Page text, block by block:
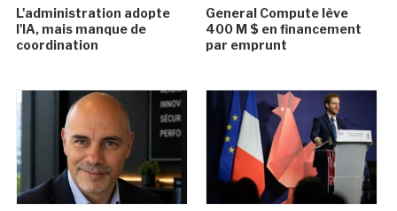
L'administration adopte
l'IA, mais manque de
coordination
General Compute lève
400 M $ en financement
par emprunt